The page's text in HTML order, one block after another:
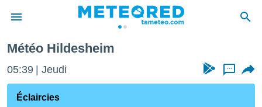
de
Météo Hildesheim
05:39 Jeudi ...
Éclaircies